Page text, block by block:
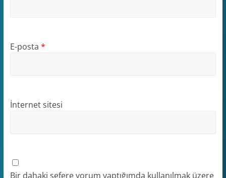
E-posta *
İnternet sitesi
Bir dahaki sefere yorum yaptığımda kullanılmak üzere